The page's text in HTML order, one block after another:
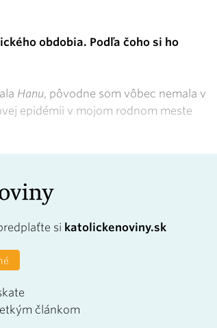
obdobia. Podľa čoho si ho
Hanu, pôvodne som vôbec nemala v
epidémii v mojom rodnom meste
si katolickenoviny.sk
článkom